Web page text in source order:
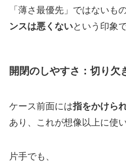
「薄さ最優先」ではないもの
ンスは悪くないという印象で
開閉のしやすさ：切り欠
ケース前面には指をかけら
あり、これが想像以上に使
片手でも、